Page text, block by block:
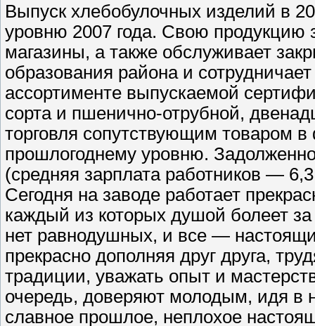
Выпуск хлебобулочных изделий в
уровню 2007 года. Свою продукцию
магазины, а также обслуживает
образования района и
ассортименте выпускаемой
сорта и пшенично-отрубной,
торговля сопутствующим товаром
прошлогоднему уровню.
(средняя зарплата работников —
Сегодня на заводе работает
каждый из которых душой болеет
нет равнодушных, и все —
прекрасно дополняя друг друга,
традиции, уважать опыт и
очередь, доверяют молодым, идя в
славное прошлое, неплохое